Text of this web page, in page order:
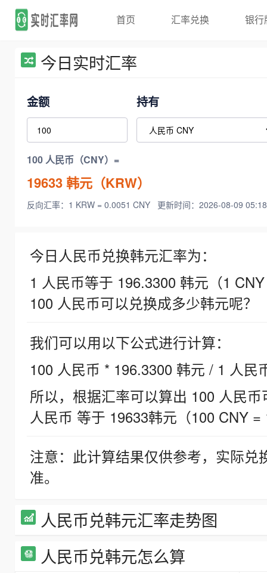
首页 汇率兑换 银行
今日实时汇率
金额 持有
100 人民币（CNY）=
19633韩元（KRW）
反向汇率：1 KRW = 0.0051 CNY 更新时间：2026-08-09
今日人民币兑换韩元汇率为：
1 人民币等于 196.3300 韩元（1
100 人民币可以兑换成多少韩元呢？
我们可以用以下公式进行计算：
100 人民币 * 196.3300 韩元 / 1 人民
所以，根据汇率可以算出 100 人民
人民币 等于 19633韩元（100 CNY =
注意：此计算结果仅供参考，实际
准。
人民币兑韩元汇率走势图
人民币兑韩元怎么算